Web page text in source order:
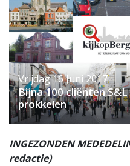
Vrijdag 16 Juni 2017
Bijna 100 cliënten
prokkelen
INGEZONDEN
redactie)